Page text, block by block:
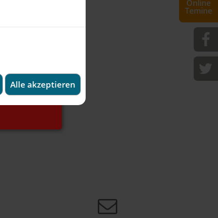
Alle akzeptieren
Online
Temine
gleicher